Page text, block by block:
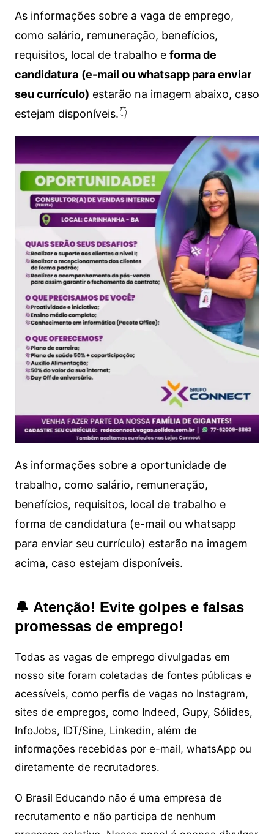
As informações sobre a vaga de emprego,
como salário, remuneração, benefícios,
requisitos, local de trabalho e forma de
candidatura (e-mail ou whatsapp para enviar
seu currículo) estarão na imagem abaixo, caso
estejam disponíveis.👇
As informações sobre a oportunidade de
trabalho, como salário, remuneração,
benefícios, requisitos, local de trabalho e
forma de candidatura (e-mail ou whatsapp
para enviar seu currículo) estarão na imagem
acima, caso estejam disponíveis.
🔔 Atenção! Evite golpes e falsas
promessas de emprego!
Todas as vagas de emprego divulgadas em
nosso site foram coletadas de fontes públicas e
acessíveis, como perfis de vagas no Instagram,
sites de empregos, como Indeed, Gupy, Sólides,
InfoJobs, IDT/Sine, Linkedin, além de
informações recebidas por e-mail, whatsApp ou
diretamente de recrutadores.
O Brasil Educando não é uma empresa de
recrutamento e não participa de nenhum